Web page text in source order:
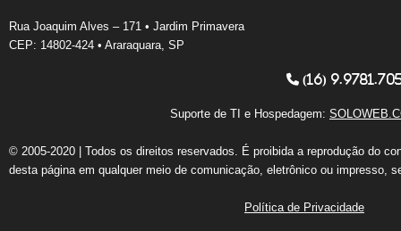
Rua Joaquim Alves – 171 • Jardim Primavera
CEP: 14802-424 • Araraquara, SP
(16)
Suporte de TI e Hospedagem:
© 2005-2020 | Todos os direitos reservados. É proibida a reprodução do
desta página em qualquer meio de comunicação, eletrônico ou impresso,
Política de Privacidade